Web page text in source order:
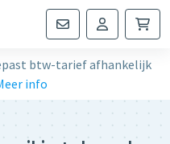
btw-tarief afhankelijk
info